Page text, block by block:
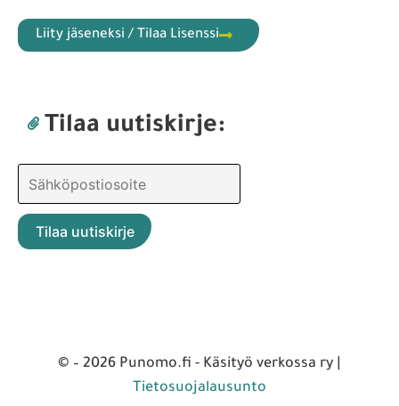
Liity jäseneksi / Tilaa Lisenssi
Tilaa uutiskirje:
© – 2026 Punomo.fi - Käsityö verkossa ry |
Tietosuojalausunto